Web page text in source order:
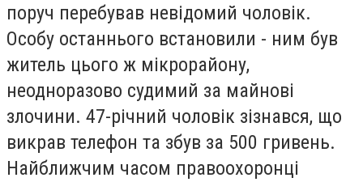
поруч перебував невідомий чоловік.
Особу останнього встановили - ним був
житель цього ж мікрорайону,
неодноразово судимий за майнові
злочини. 47-річний чоловік зізнався, що
викрав телефон та збув за 500 гривень.
Найближчим часом правоохоронці